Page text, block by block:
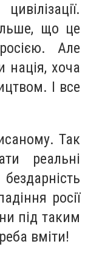
що це
Але
нація, хоча
І все
Так
реальні
росії
під таким
вміти!